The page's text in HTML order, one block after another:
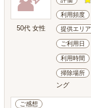
50代 女性
利用頻度
提供エリア
ご利用日
利用時間
掃除場所
ング
ご感想